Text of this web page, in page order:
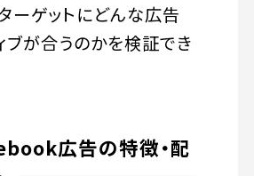
ーゲットにどんな広告
ブが合うのかを検証でき
広告の特徴・配